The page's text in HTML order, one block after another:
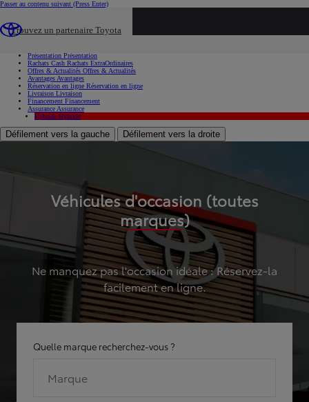
Passer au contenu suivant (Press Enter)
Trouvez un partenaire Toyota
Présentation Présentation
Rachats Cash Rachats ExtraOrdinaires
Offres & Actualités Offres & Actualités
Avantages Avantages
Réservation en ligne Réservation en ligne
Livraison Livraison
Financement Financement
Assurance Assurance
Hybride Hybride
Défilement vers la gauche Défilement vers la droite
Véhicules d'occasion (toutes
marques)
Ne manquez pas l'occasion idéale : Réservez-la
facilement en ligne.
Quelle marque recherchez-vous ?
Marque